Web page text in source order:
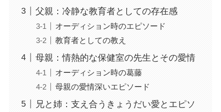
父親：冷静な教育者としての存在感
オーディション時のエピソード
教育者としての教え
母親：情熱的な保健室の先生とその愛情
オーディション時の葛藤
母親の愛情深いエピソード
兄と姉：支え合うきょうだい愛とエピソ